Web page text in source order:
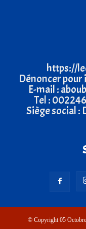
https://
Dénoncer
E-mail :
Tel :
Siège social :
© Copyright 05